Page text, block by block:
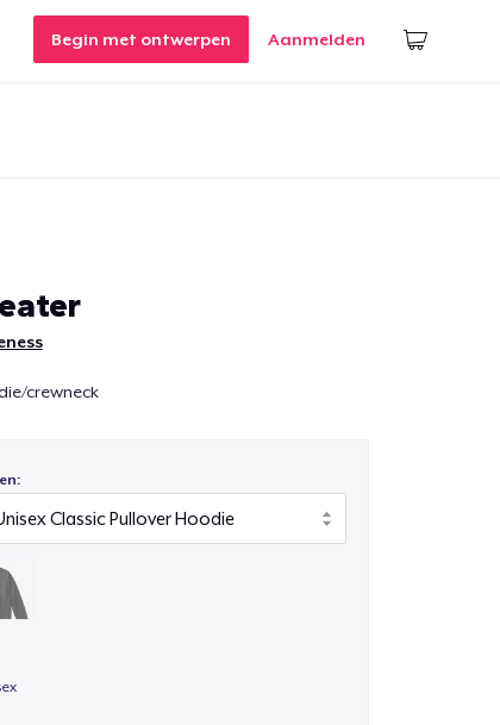
Begin met ontwerpen Aanmelden
crewneck